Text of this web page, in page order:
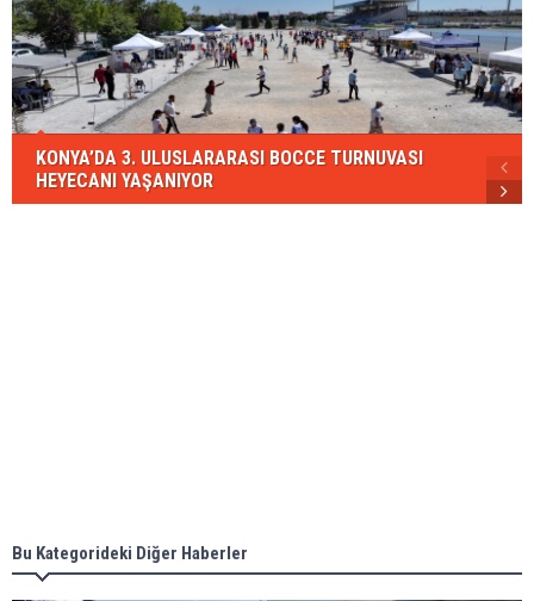
KONYA’DA 3. ULUSLARARASI BOCCE TURNUVASI
HEYECANI YAŞANIYOR
Bu Kategorideki Diğer Haberler